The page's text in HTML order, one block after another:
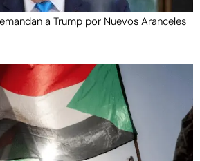
a Trump por Nuevos Aranceles